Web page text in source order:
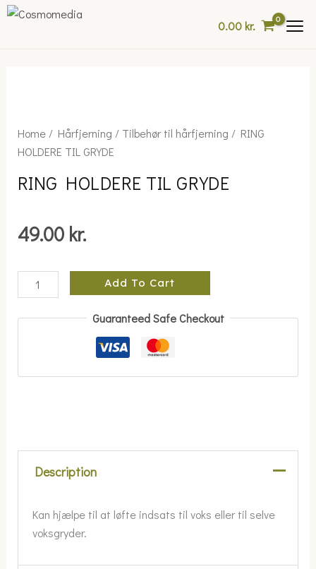
Skip
0.00kr.
Home/ Hårfjerning / Tilbehør til hårfjerning / RING
HOLDERE TIL GRYDE
RING HOLDERE TIL GRYDE
49.00 kr.
RING
HOLDERE
GRYDE
Add To Cart
Guaranteed Safe Checkout
Description
Kan hjælpe til at løfte indsats til voks eller til selve
voksgryder.